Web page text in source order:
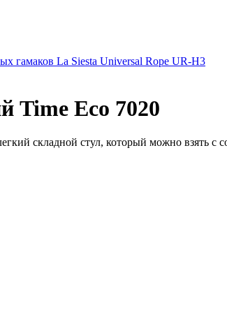
гамаков La Siesta Universal Rope UR-H3
Time Eco 7020
складной стул, который можно взять с